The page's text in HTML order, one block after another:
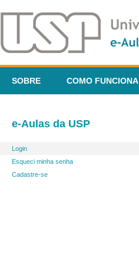
SOBRE COMO FUNCIONA
e-Aulas da USP
Login
Esqueci minha senha
Cadastre-se